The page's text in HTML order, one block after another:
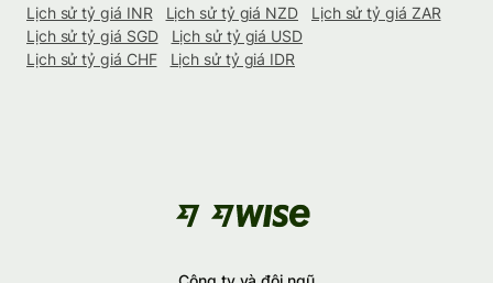
Lịch sử tỷ giá INR
Lịch sử tỷ giá NZD
Lịch sử tỷ giá ZAR
Lịch sử tỷ giá SGD
Lịch sử tỷ giá USD
Lịch sử tỷ giá CHF
Lịch sử tỷ giá IDR